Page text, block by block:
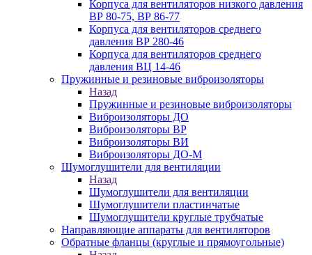
Корпуса для вентиляторов низкого давления
ВР 80-75, ВР 86-77
Корпуса для вентиляторов среднего
давления ВР 280-46
Корпуса для вентиляторов среднего
давления ВЦ 14-46
Пружинные и резиновые виброизоляторы
Назад
Пружинные и резиновые виброизоляторы
Виброизоляторы ДО
Виброизоляторы ВР
Виброизоляторы ВИ
Виброизоляторы ДО-М
Шумоглушители для вентиляции
Назад
Шумоглушители для вентиляции
Шумоглушители пластинчатые
Шумоглушители круглые трубчатые
Направляющие аппараты для вентиляторов
Обратные фланцы (круглые и прямоугольные)